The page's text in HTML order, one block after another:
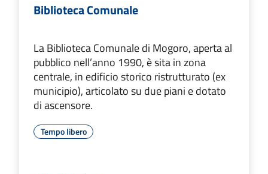
Biblioteca Comunale
La Biblioteca Comunale di Mogoro, aperta al
pubblico nell’anno 1990, è sita in zona
centrale, in edificio storico ristrutturato (ex
municipio), articolato su due piani e dotato
di ascensore.
Tempo libero